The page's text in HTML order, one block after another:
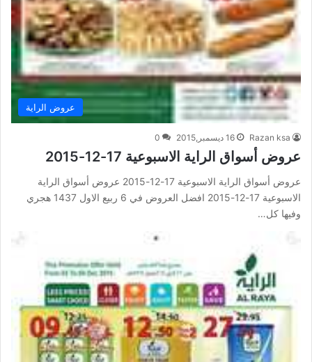
عروض الراية
Razan ksa 16 ديسمبر,2015 0
عروض أسواق الراية الاسبوعية 17-12-2015
عروض أسواق الراية الاسبوعية 17-12-2015 عروض أسواق الراية
الاسبوعية 17-12-2015 افضل العروض في 6 ربيع الاول 1437 هجري
وفيها كل…